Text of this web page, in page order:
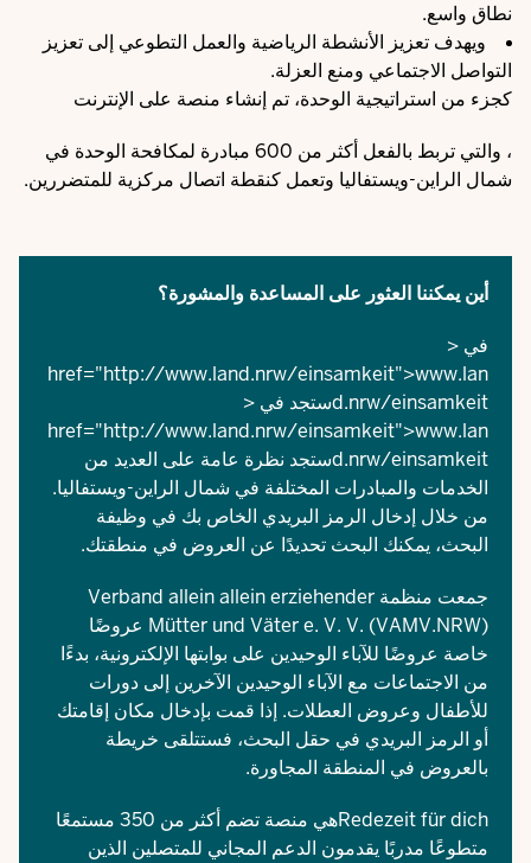
نطاق واسع.
ويهدف تعزيز الأنشطة الرياضية والعمل التطوعي إلى تعزيز
التواصل الاجتماعي ومنع العزلة.
كجزء من استراتيجية الوحدة، تم إنشاء منصة على الإنترنت
، والتي تربط بالفعل أكثر من 600 مبادرة لمكافحة الوحدة في
شمال الراين-ويستفاليا وتعمل كنقطة اتصال مركزية للمتضررين.
أين يمكننا العثور على المساعدة والمشورة؟
في <
href="http://www.land.nrw/einsamkeit">www.lan
d.nrw/einsamkeitستجد
في <
href="http://www.land.nrw/einsamkeit">www.lan
d.nrw/einsamkeitستجد
نظرة عامة على العديد من
الخدمات والمبادرات المختلفة في شمال الراين-ويستفاليا.
من خلال إدخال الرمز البريدي الخاص بك في وظيفة
البحث، يمكنك البحث تحديدًا عن العروض في منطقتك.
جمعت منظمة Verband allein allein erziehender
Mütter und Väter e. V. V. (VAMV.NRW) عروضًا
خاصة عروضًا للآباء الوحيدين على بوابتها الإلكترونية، بدءًا
من الاجتماعات مع الآباء الوحيدين الآخرين إلى دورات
للأطفال وعروض العطلات. إذا قمت بإدخال مكان إقامتك
أو الرمز البريدي في حقل البحث، فستتلقى خريطة
بالعروض في المنطقة المجاورة.
Redezeit für dich
هي منصة تضم أكثر من 350 مستمعًا
متطوعًا مدربًا يقدمون الدعم المجاني للمتصلين الذين